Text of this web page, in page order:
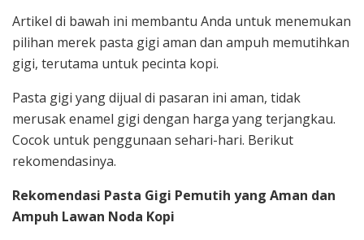
Artikel di bawah ini membantu Anda untuk menemukan
pilihan merek pasta gigi aman dan ampuh memutihkan
gigi, terutama untuk pecinta kopi.
Pasta gigi yang dijual di pasaran ini aman, tidak
merusak enamel gigi dengan harga yang terjangkau.
Cocok untuk penggunaan sehari-hari. Berikut
rekomendasinya.
Rekomendasi Pasta Gigi Pemutih yang Aman dan
Ampuh Lawan Noda Kopi